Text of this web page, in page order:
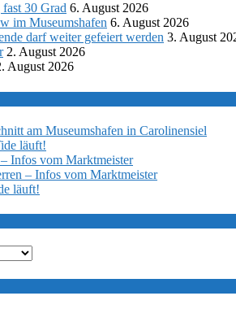
30 Grad 6. August 2026
im Museumshafen 6. August 2026
darf weiter gefeiert werden 3. August
2. August 2026
August 2026
am Museumshafen in Carolinensiel
läuft!
– Infos vom Marktmeister
– Infos vom Marktmeister
läuft!